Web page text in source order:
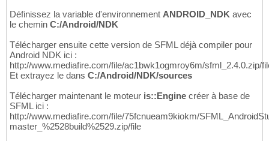
Définissez la variable d'environnement ANDROID_NDK avec
le chemin C:/Android/NDK
Télécharger ensuite cette version de SFML déjà compiler pour
Android NDK ici :
http://www.mediafire.com/file/ac1bwk1ogmroy6m/sfml_2.4.0.zip/
Et extrayez le dans C:/Android/NDK/sources
Télécharger maintenant le moteur is::Engine créer à base de
SFML ici :
http://www.mediafire.com/file/75fcnueam9kiokm/
master_%2528build%2529.zip/file